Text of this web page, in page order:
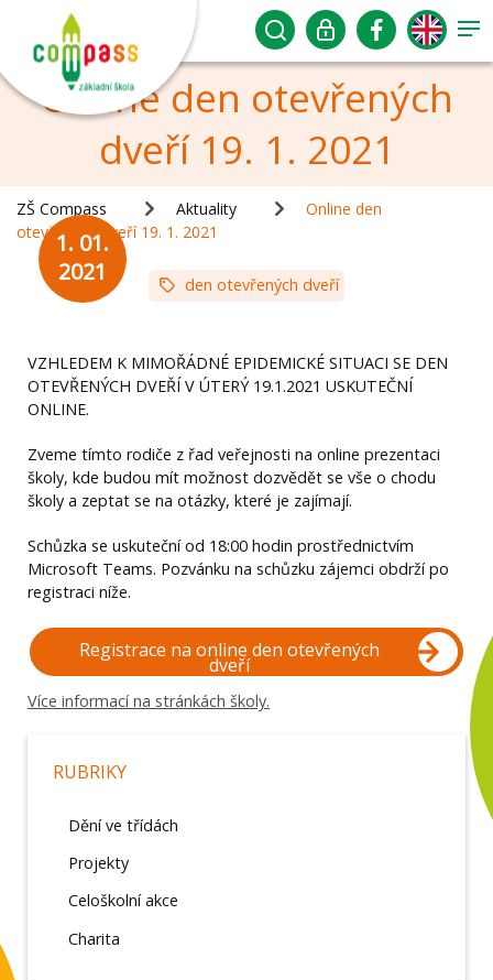
Online den otevřených
dveří 19. 1. 2021
ZŠ Compass Aktuality
Online den
otevřených dveří 19. 1. 2021
1. 01.
2021
den otevřených dveří
VZHLEDEM K MIMOŘÁDNÉ EPIDEMICKÉ SITUACI SE DEN
OTEVŘENÝCH DVEŘÍ V ÚTERÝ 19.1.2021 USKUTEČNÍ
ONLINE.
Zveme tímto rodiče z řad veřejnosti na online prezentaci
školy, kde budou mít možnost dozvědět se vše o chodu
školy a zeptat se na otázky, které je zajímají.
Schůzka se uskuteční od 18:00 hodin prostřednictvím
Microsoft Teams. Pozvánku na schůzku zájemci obdrží po
registraci níže.
Registrace na online den otevřených
dveří
Více informací na stránkách školy.
RUBRIKY
Dění ve třídách
Projekty
Celoškolní akce
Charita